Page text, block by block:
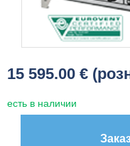
15 595.00 €
есть в наличии